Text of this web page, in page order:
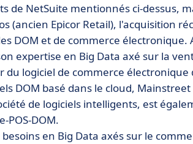
de NetSuite mentionnés ci-dessus,
(ancien Epicor Retail), l'acquisition
DOM et de commerce
expertise en Big Data axé sur la
du logiciel de commerce
DOM basé dans le cloud,
de logiciels intelligents, est
POS-DOM.
en Big Data axés sur le